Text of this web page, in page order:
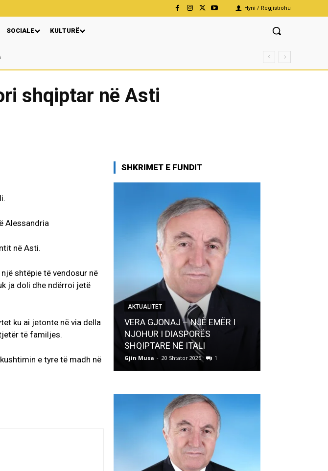
Hyni / Regjistrohu
SOCIALE KULTURË
shqiptar në Asti
Alessandria
në Asti.
shtëpie të vendosur në
ja doli dhe ndërroi jetë
ku ai jetonte në via della
të familjes.
e tyre të madh në
SHKRIMET E FUNDIT
AKTUALITET
VERA GJONAJ – NJË EMËR I
NJOHUR I DIASPORËS
SHQIPTARE NË ITALI
Gjin Musa - 20 Shtator 2025 1